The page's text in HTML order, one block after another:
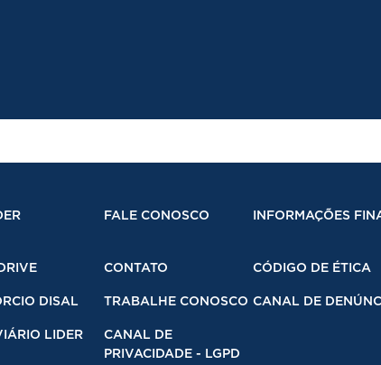
DISAL
LIDER
FALE CONOSCO
CONTATO
TRABALHE CONOSCO
CANAL DE
PRIVACIDADE - LGPD
INFORMAÇÕES
CÓDIGO DE ÉTICA
CANAL DE